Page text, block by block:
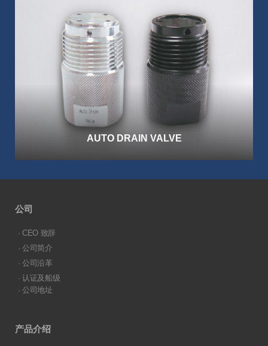
AUTO DRAIN VALVE
公司
· CEO 致辞
· 公司简介
· 公司沿革
· 认证及船级
· 公司地址
产品介绍